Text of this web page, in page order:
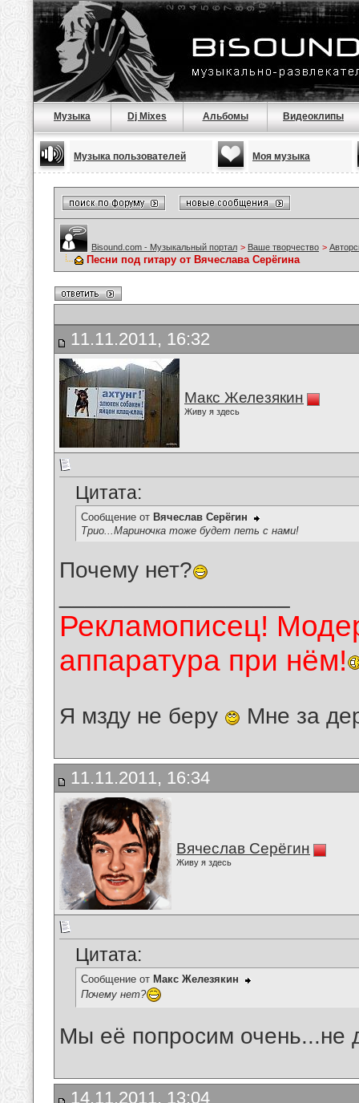
Музыка Dj Mixes Альбомы Видеоклипы
Музыка пользователей Моя музыка
Bisound.com - Музыкальный портал > Ваше творчество >
Песни под гитару от Вячеслава Серёгина
11.11.2011, 16:32
Макс Железякин
Живу я здесь
Цитата:
Сообщение от Вячеслав Серёгин
Трио...Мариночка тоже будет петь с нами!
Почему нет?
Рекламописец!
аппаратура при нём!
Я мзду не беру Мне за
11.11.2011, 16:34
Вячеслав Серёгин
Живу я здесь
Цитата:
Сообщение от Макс Железякин
Почему нет?
Мы её попросим очень...не
14.11.2011, 13:04